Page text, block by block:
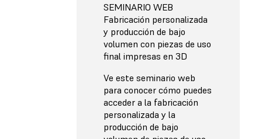
SEMINARIO WEB
Fabricación personalizada
y producción de bajo
volumen con piezas de uso
final impresas en 3D
Ve este seminario web
para conocer cómo puedes
acceder a la fabricación
personalizada y la
producción de bajo